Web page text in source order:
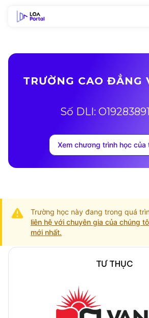
TRƯỜNG CAO ĐẲNG
Số DLI:
Xem chương trình học của
Trường học này đang trong quá
liên hệ với chuyên gia của chúng
mới nhất.
Mô tả trường
TƯ THỤC